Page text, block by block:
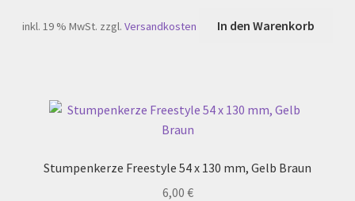
inkl. 19 % MwSt. zzgl.Versandkosten In den Warenkorb
Stumpenkerze Freestyle 54 x 130 mm, Gelb Braun
6,00 €